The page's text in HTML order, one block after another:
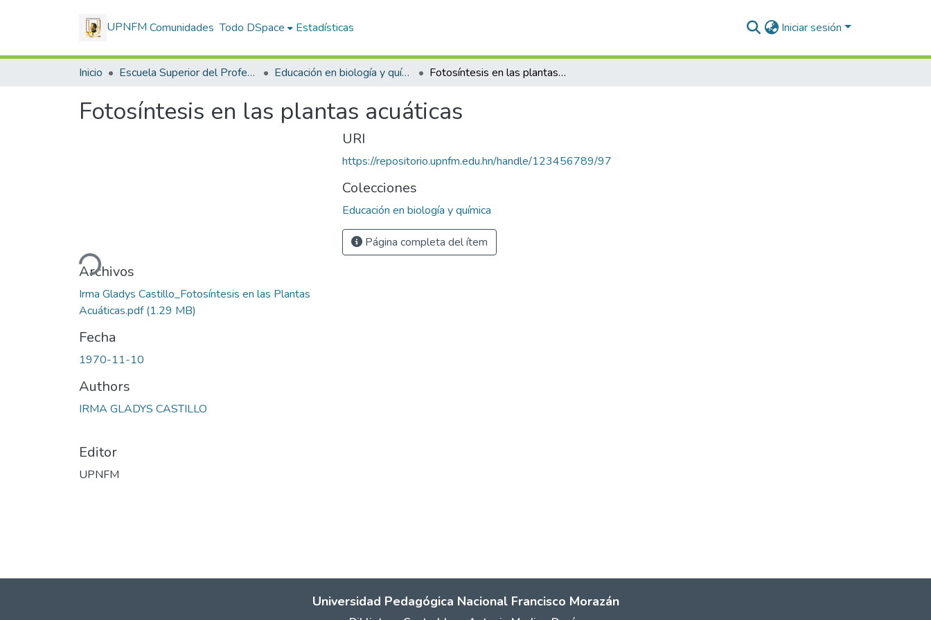
UPNFM Comunidades Todo DSpace Estadísticas Iniciar sesión
Inicio Escuela Superior del Profesorado Educación en biología y química Fotosíntesis en las plantas acuáticas
Fotosíntesis en las plantas acuáticas
Cargando...
Archivos
Irma Gladys Castillo_Fotosíntesis en las Plantas
Acuáticas.pdf(1.29 MB)
Fecha
1970-11-10
Authors
IRMA GLADYS CASTILLO
Editor
UPNFM
URI
https://repositorio.upnfm.edu.hn/handle/123456789/97
Colecciones
Educación en biología y química
Página completa del ítem
Universidad Pedagógica Nacional Francisco Morazán